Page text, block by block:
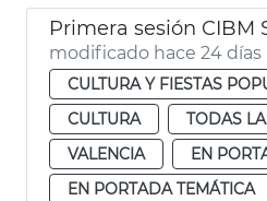
modificado hace 24 días
CULTURA Y FIESTAS
CULTURA
TODAS
VALENCIA
EN
EN PORTADA TEMÁTICA